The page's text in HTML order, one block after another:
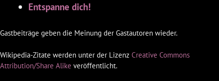
Entspanne dich!
Gastbeiträge geben die Meinung der Gastautoren wieder.
Wikipedia-Zitate werden unter der Lizenz Creative Commons
Attribution/Share Alike veröffentlicht.